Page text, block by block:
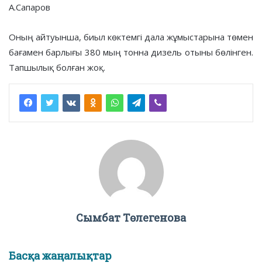
А.Сапаров
Оның айтуынша, биыл көктемгі дала жұмыстарына төмен
бағамен барлығы 380 мың тонна дизель отыны бөлінген.
Тапшылық болған жоқ.
Сымбат Төлегенова
Басқа жаңалықтар